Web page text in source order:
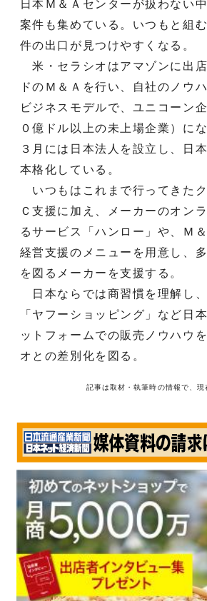
日本Ｍ＆Ａセンターが扱わない
案件も集めている。いつもと組
件の出口が見つけやすくなる。
米・セラシオはアマゾンに出
ドのＭ＆Ａを行い、自社のノウ
ビジネスモデルで、ユニコーン
０億ドル以上の未上場企業）に
３月には日本法人を設立し、日
本格化している。
いつもはこれまで行ってきたク
Ｃ支援に加え、メーカーのオン
るサービス「ハンロー」や、Ｍ
経営支援のメニューを用意し、
を図るメーカーを支援する。
日本ならでは商習慣を理解し、
「ヤフーショッピング」など日
ットフォームでの販売ノウハウ
オとの差別化を図る。
記事は取材・執筆時の情報で、現